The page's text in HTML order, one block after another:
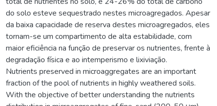
do solo esteve sequestrado nestes microagregados. Apesar
da baixa capacidade de reserva destes microagregados, eles
tornam-se um compartimento de alta estabilidade, com
maior eficiência na função de preservar os nutrientes, frente à
degradação física e ao intemperismo e lixiviação.
Nutrients preserved in microaggregates are an important
fraction of the pool of nutrients in highly weathered soils.
With the objective of better understanding the nutrients